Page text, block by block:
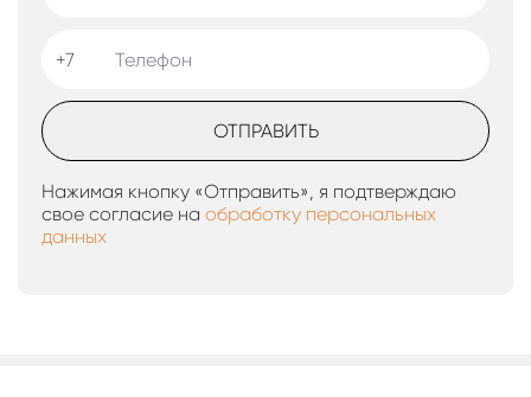
ОТПРАВИТЬ
Нажимая кнопку «Отправить», я подтверждаю
свое согласие на обработку персональных
данных